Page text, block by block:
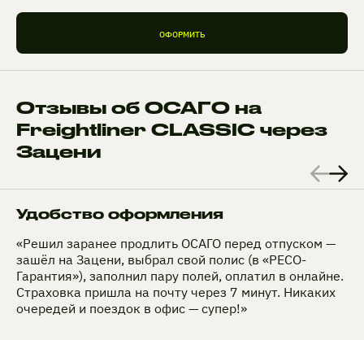
ОФОРМИТЬ
Отзывы об ОСАГО на
Freightliner CLASSIC через
Зацени
Удобство оформления
«Решил заранее продлить ОСАГО перед отпуском —
зашёл на Зацени, выбрал свой полис (в «РЕСО-
Гарантия»), заполнил пару полей, оплатил в онлайне.
Страховка пришла на почту через 7 минут. Никаких
очередей и поездок в офис — супер!»